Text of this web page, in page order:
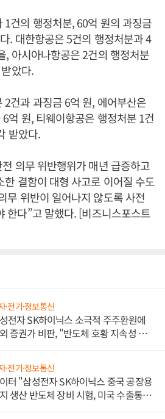
1건의 행정처분, 60억 원의 과징금
. 대한항공은 5건의 행정처분과 4
, 아시아나항공은 2건의 행정처분
았다.
2건과 과징금 6억 원, 에어부산은
억 원, 티웨이항공은 행정처분 1건
받았다.
의무 위반행위가 매년 급증하고
한 결함이 대형 사고로 이어질 수도
무 위반이 일어나지 않도록 사전
한다”고 말했다. [비즈니스포스트
·전기·정보통신
전자 SK하이닉스 소극적 주주환원에
증권가 비판, "반도체 호황 지속성 의
·전기·정보통신
터 "삼성전자 SK하이닉스 중국 공장용
생산 반도체 장비 시험, 미국 수출통제